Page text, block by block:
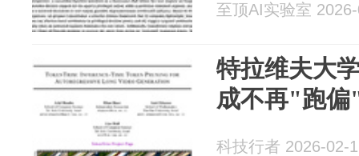
至顶AI实验室
特拉维夫大
成不再"跑偏
科技行者 2026-02-